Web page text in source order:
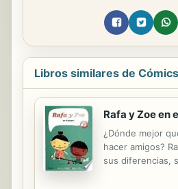
Libros similares de Cómics
Rafa y Zoe en
¿Dónde mejor
hacer amigos?
sus diferencias,